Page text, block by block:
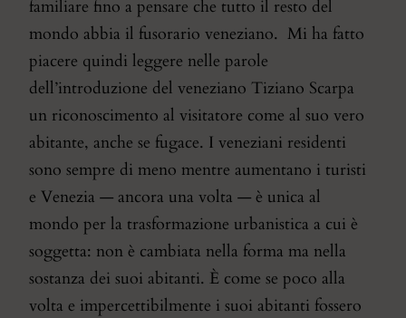
familiare fino a pensare che tutto il resto del
mondo abbia il fusorario veneziano. Mi ha fatto
piacere quindi leggere nelle parole
dell’introduzione del veneziano Tiziano Scarpa
un riconoscimento al visitatore come al suo vero
abitante, anche se fugace. I veneziani residenti
sono sempre di meno mentre aumentano i turisti
e Venezia — ancora una volta — è unica al
mondo per la trasformazione urbanistica a cui è
soggetta: non è cambiata nella forma ma nella
sostanza dei suoi abitanti. È come se poco alla
volta e impercettibilmente i suoi abitanti fossero